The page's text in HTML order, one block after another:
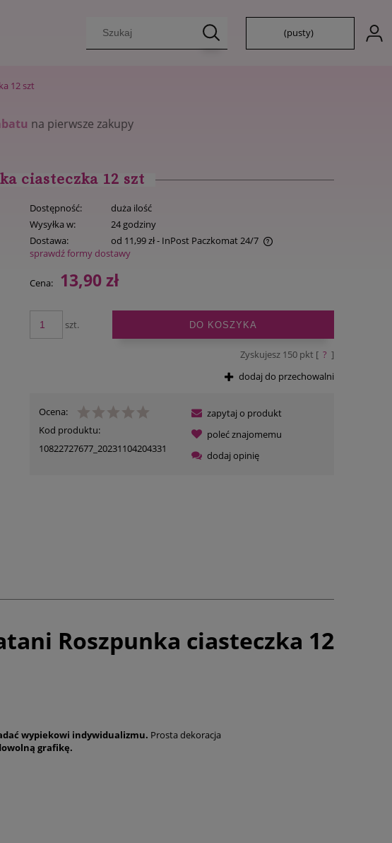
(pusty)
12 szt
ciasteczka 12 szt
Dostępność:
duża ilość
Wysyłka w:
24 godziny
Dostawa:
od 11,99 zł- InPost Paczkomat 24/7
Cena nie zawiera ewentualnych kosztów
płatności
sprawdź formy dostawy
Cena: 13,90 zł
szt. DO KOSZYKA
Zyskujesz 150pkt [ ? ]
dodaj do przechowalni
Ocena:
Kod produktu:
10822727677_20231104204331
zapytaj o produkt
poleć znajomemu
dodaj opinię
Roszpunka ciasteczka 12
wypiekowi indywidualizmu. Prosta dekoracja
grafikę.